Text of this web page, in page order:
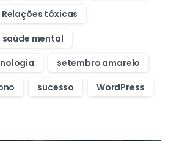
Relações tóxicas
saúde mental
setembro amarelo
sucesso WordPress